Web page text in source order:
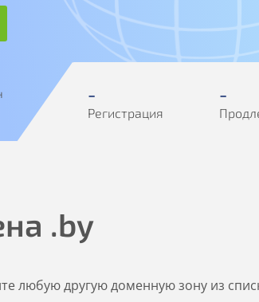
-
Регистрация
-
.by
любую другую доменную зону из